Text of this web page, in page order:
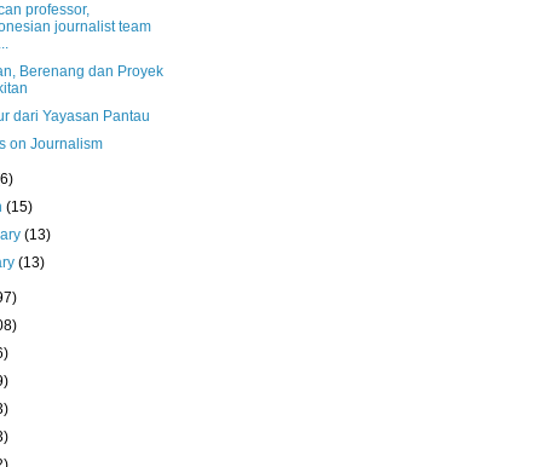
professor,
journalist team
Berenang dan Proyek
dari Yayasan Pantau
on Journalism
(15)
(13)
(13)